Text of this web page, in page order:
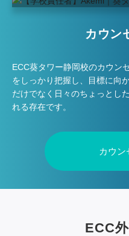
カウン
ECC葵タワー静岡校のカウン
をしっかり把握し、目標に向
だけでなく日々のちょっとし
れる存在です。
カウン
ECC